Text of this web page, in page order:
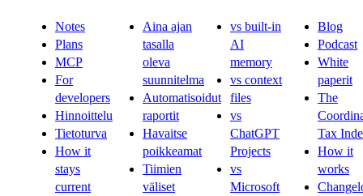
Notes
Plans
MCP
For
developers
Hinnoittelu
Tietoturva
How it
stays
current
Aina ajan
tasalla
oleva
suunnitelma
Automatisoidut
raportit
Havaitse
poikkeamat
Tiimien
väliset
vs built-in
AI
memory
vs context
files
vs
ChatGPT
Projects
vs
Microsoft
Blog
Podcast
White
paperit
The
Tax
How it
works